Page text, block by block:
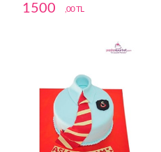
1500 ,00 TL